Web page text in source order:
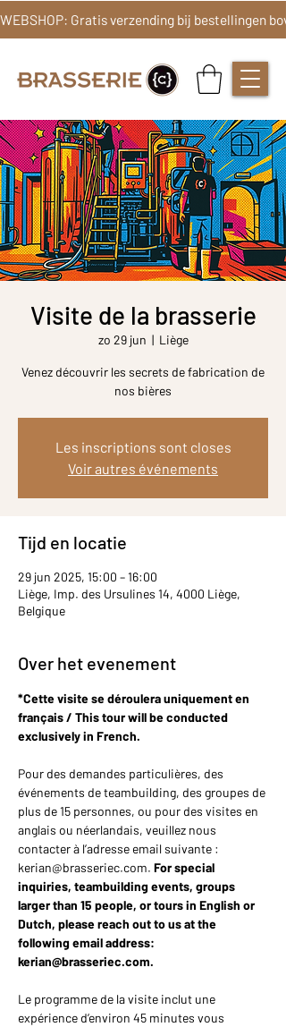
Visite de la brasserie
zo 29 jun
  |
Liège
Venez découvrir les secrets de fabrication de
nos bières
Les inscriptions sont closes
Voir autres événements
Tijd en locatie
29 jun 2025, 15:00 – 16:00
Liège, Imp. des Ursulines 14, 4000 Liège,
Belgique
Over het evenement
*Cette visite se déroulera uniquement en
français / This tour will be conducted
exclusively in French.
Pour des demandes particulières, des
événements de teambuilding, des groupes de
plus de 15 personnes, ou pour des visites en
anglais ou néerlandais, veuillez nous
contacter à l’adresse email suivante :
kerian@brasseriec.com. For special
inquiries, teambuilding events, groups
larger than 15 people, or tours in English or
Dutch, please reach out to us at the
following email address:
kerian@brasseriec.com.
Le programme de la visite inclut une
expérience d’environ 45 minutes vous